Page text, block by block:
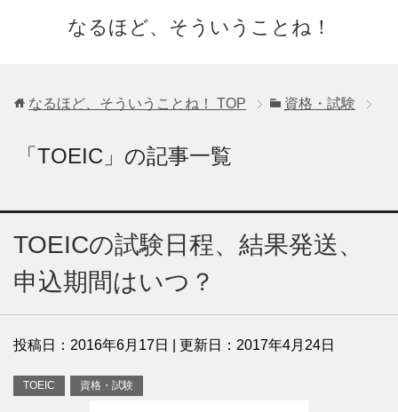
なるほど、そういうことね！
なるほど、そういうことね！ TOP 資格・試験
「TOEIC」の記事一覧
TOEICの試験日程、結果発送、
申込期間はいつ？
投稿日： 2016年6月17日 | 更新日： 2017年4月24日
TOEIC 資格・試験